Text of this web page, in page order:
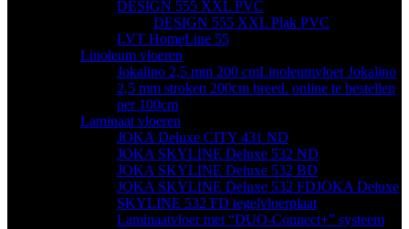
DESIGN 555 XXL PVC
DESIGN 555 XXL Plak PVC
LVT HomeLine 55
Linoleum vloeren
Jokalino 2,5 mm 200 cmLinoleumvloer Jokalino
2,5 mm stroken 200cm breed. online te bestellen
per 100cm
Laminaat vloeren
JOKA Deluxe CITY 431 ND
JOKA SKYLINE Deluxe 532 ND
JOKA SKYLINE Deluxe 532 BD
JOKA SKYLINE Deluxe 532 FDJOKA Deluxe
SKYLINE 532 FD tegelvloerplaat
Laminaatvloer met “DUO-Connect+” systeem